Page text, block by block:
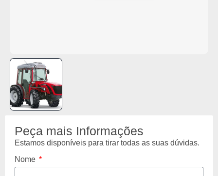
Peça mais Informações
Estamos disponíveis para tirar todas as suas dúvidas.
Nome